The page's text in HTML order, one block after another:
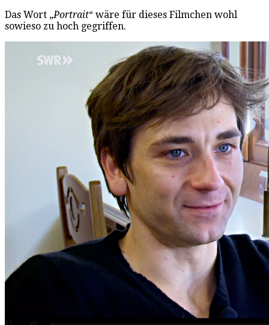
Das Wort „Portrait“ wäre für dieses Filmchen wohl
sowieso zu hoch gegriffen.